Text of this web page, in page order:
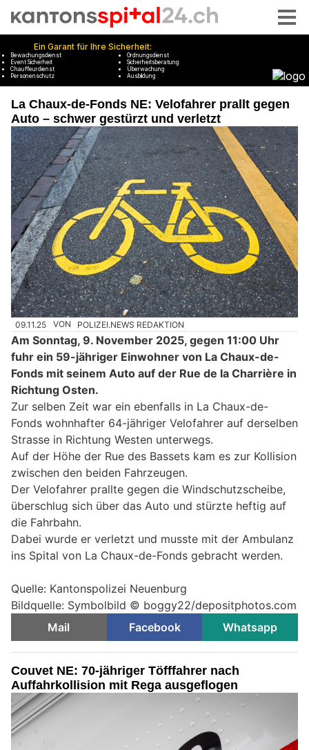
La Chaux-de-Fonds NE: Velofahrer prallt gegen
Auto – schwer gestürzt und verletzt
09.11.25 VON POLIZEI.NEWS REDAKTION
Am Sonntag, 9. November 2025, gegen 11:00 Uhr
fuhr ein 59-jähriger Einwohner von La Chaux-de-
Fonds mit seinem Auto auf der Rue de la Charrière in
Richtung Osten.
Zur selben Zeit war ein ebenfalls in La Chaux-de-
Fonds wohnhafter 64-jähriger Velofahrer auf derselben
Strasse in Richtung Westen unterwegs.
Auf der Höhe der Rue des Bassets kam es zur Kollision
zwischen den beiden Fahrzeugen.
Der Velofahrer prallte gegen die Windschutzscheibe,
überschlug sich über das Auto und stürzte heftig auf
die Fahrbahn.
Dabei wurde er verletzt und musste mit der Ambulanz
ins Spital von La Chaux-de-Fonds gebracht werden.
Quelle: Kantonspolizei Neuenburg
Bildquelle: Symbolbild © boggy22/depositphotos.com
Mail
Facebook Whatsapp
Couvet NE: 70-jähriger Töfffahrer nach
Auffahrkollision mit Rega ausgeflogen